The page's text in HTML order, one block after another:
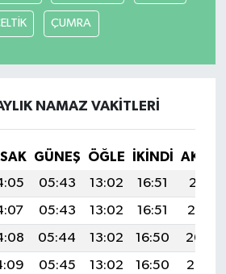
ÇUMRA
NAMAZ VAKITLERI
GÜNEŞ ÖĞLE İKINDI
05:43 13:02 16:51
20:11
05:43 13:02 16:51
20:10
05:44 13:02 16:50
20:09
05:45 13:02 16:50
20:08